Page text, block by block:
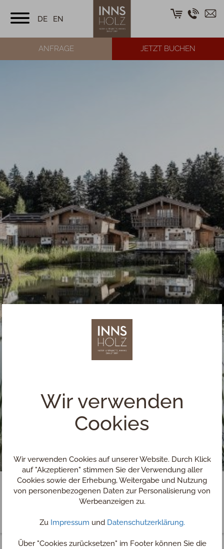
DE EN
ANFRAGE JETZT BUCHEN
Wir verwenden
Cookies
Wir verwenden Cookies auf unserer Website. Durch Klick
auf "Akzeptieren" stimmen Sie der Verwendung aller
Cookies sowie der Erhebung, Weitergabe und Nutzung
von personenbezogenen Daten zur Personalisierung von
Werbeanzeigen zu.
Zu Impressum und Datenschutzerklärung.
Über "Cookies zurücksetzen" im Footer können Sie die